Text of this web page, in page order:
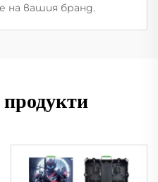
на вашия бранд.